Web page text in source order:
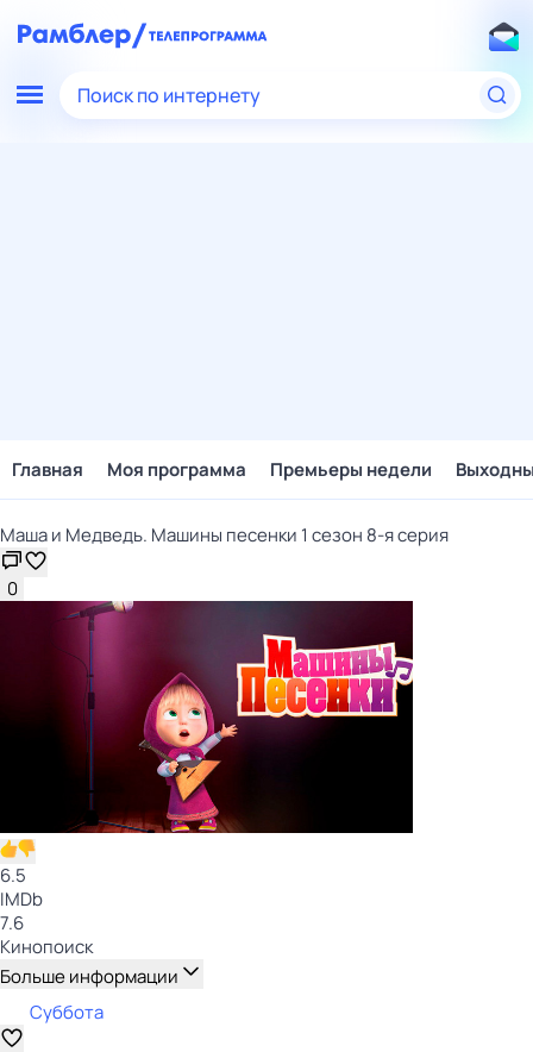
Поиск по интернету
Главная Моя программа Премьеры недели
Маша и Медведь. Машины песенки 1 сезон 8-я серия
0
6.5
IMDb
7.6
Кинопоиск
Больше информации
Суббота